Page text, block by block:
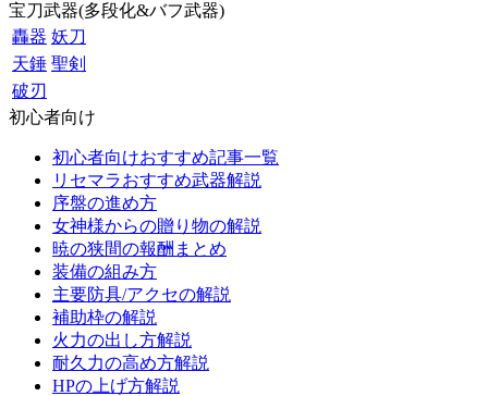
宝刀武器(多段化&バフ武器)
轟器 妖刀
天錘 聖剣
破刃
初心者向け
初心者向けおすすめ記事一覧
リセマラおすすめ武器解説
序盤の進め方
女神様からの贈り物の解説
暁の狭間の報酬まとめ
装備の組み方
主要防具/アクセの解説
補助枠の解説
火力の出し方解説
耐久力の高め方解説
HPの上げ方解説